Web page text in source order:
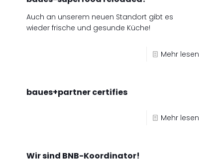
Auch an unserem neuen Standort gibt es
wieder frische und gesunde Küche!
Mehr lesen
baues+partner certifies
Mehr lesen
Wir sind BNB-Koordinator!